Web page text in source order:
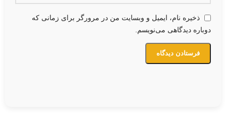
ذخیره نام، ایمیل و وبسایت من در مرورگر برای زمانی که
دوباره دیدگاهی می‌نویسم.